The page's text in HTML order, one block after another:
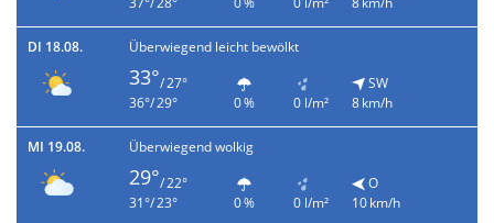
DI 18.08. Überwiegend leicht bewölkt
33°/ 27°
36°/ 29°
0 % 0 l/m²
SW
8 km/h
MI 19.08. Überwiegend wolkig
29°/ 22°
31°/ 23°
0 % 0 l/m²
O
10 km/h